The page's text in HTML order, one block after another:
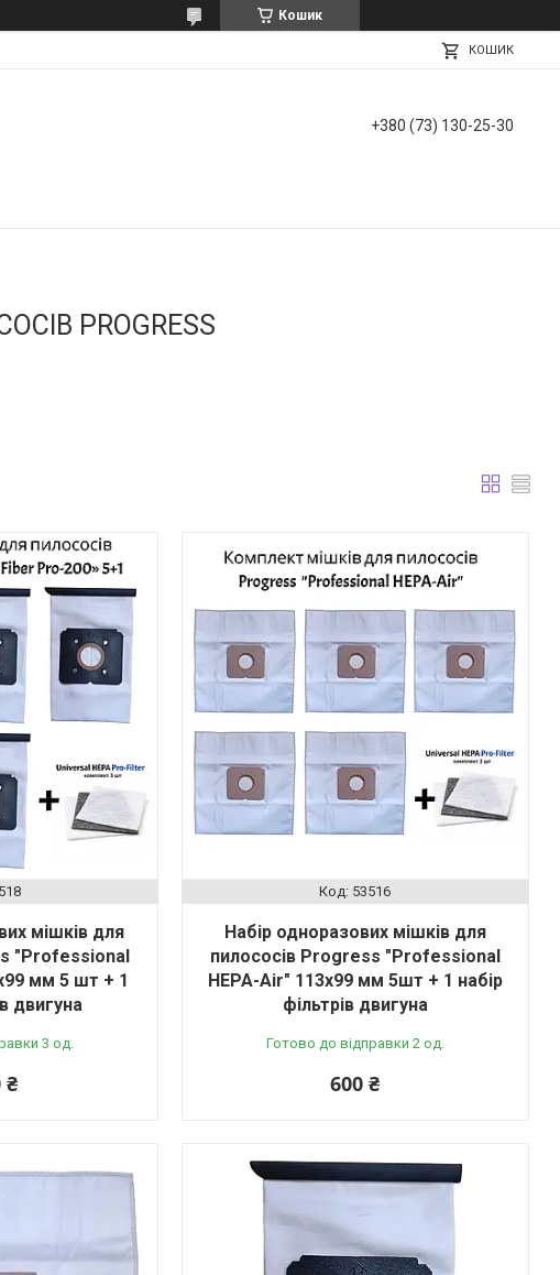
Кошик
КОШИК
+380 (73) 130-25-30
PROGRESS
мішків для
"Professional
мм 5 шт + 1
двигуна
3 од.
₴
53516
Набір одноразових мішків для
пилососів Progress "Professional
HEPA-Air" 113х99 мм 5шт + 1 набір
фільтрів двигуна
Готово до відправки 2 од.
600 ₴